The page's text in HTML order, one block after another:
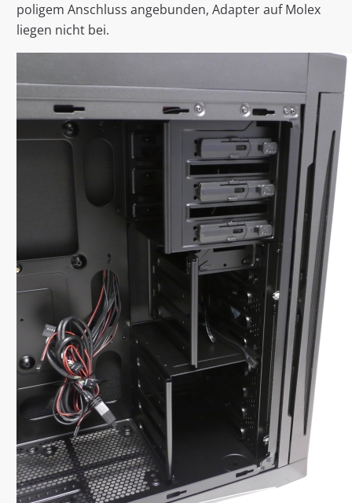
poligem Anschluss angebunden, Adapter auf Molex
liegen nicht bei.